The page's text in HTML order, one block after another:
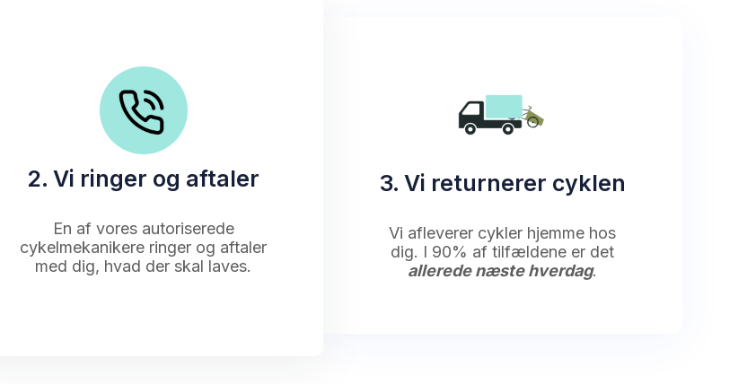
2. Vi ringer og aftaler
En af vores autoriserede
cykelmekanikere ringer og aftaler
med dig, hvad der skal laves.
3. Vi returnerer cyklen
Vi afleverer cykler hjemme hos
dig. I 90% af tilfældene er det
allerede næste hverdag.